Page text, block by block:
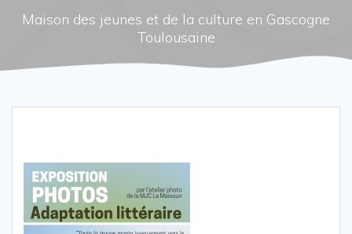
Maison des jeunes et de la culture en Gascogne
Toulousaine